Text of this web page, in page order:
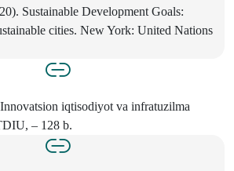
Sustainable Development Goals:
cities. New York: United Nations
iqtisodiyot va infratuzilma
– 128 b.